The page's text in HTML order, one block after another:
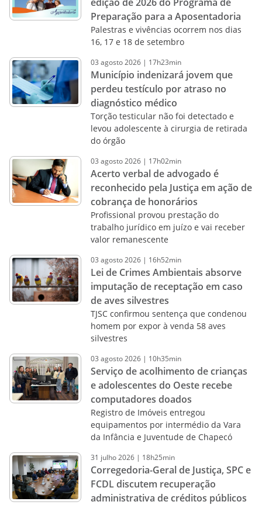
Preparação para a Aposentadoria
Palestras e vivências ocorrem nos dias
16, 17 e 18 de setembro
03 agosto2026 | 17h23min
Município indenizará jovem que
perdeu testículo por atraso no
diagnóstico médico
Torção testicular não foi detectado e
levou adolescente à cirurgia de retirada
do órgão
03 agosto2026 | 17h02min
Acerto verbal de advogado é
reconhecido pela Justiça em ação de
cobrança de honorários
Profissional provou prestação do
trabalho jurídico em juízo e vai receber
valor remanescente
03 agosto2026 | 16h52min
Lei de Crimes Ambientais absorve
imputação de receptação em caso
de aves silvestres
TJSC confirmou sentença que condenou
homem por expor à venda 58 aves
silvestres
03 agosto2026 | 10h35min
Serviço de acolhimento de crianças
e adolescentes do Oeste recebe
computadores doados
Registro de Imóveis entregou
equipamentos por intermédio da Vara
da Infância e Juventude de Chapecó
31 julho2026 | 18h25min
Corregedoria-Geral de Justiça, SPC e
FCDL discutem recuperação
administrativa de créditos públicos